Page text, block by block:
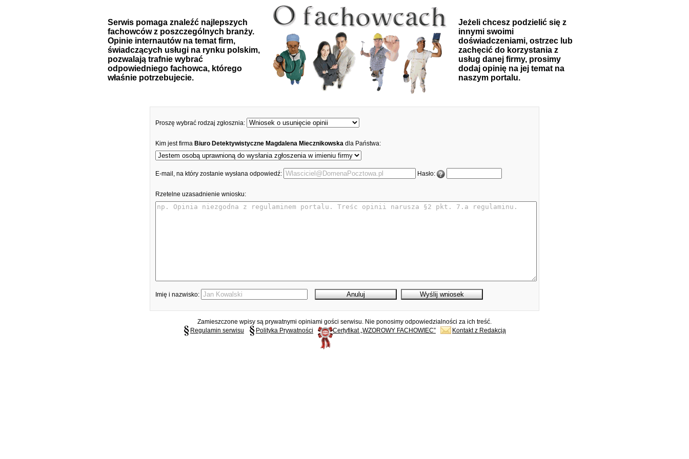
Serwis pomaga znaleźć najlepszych
fachowców z poszczególnych branży.
Opinie internautów na temat firm,
świadczących usługi na rynku polskim,
pozwalają trafnie wybrać
odpowiedniego fachowca, którego
właśnie potrzebujecie.
Jeżeli chcesz podzielić się z
innymi swoimi
doświadczeniami, ostrzec lub
zachęcić do korzystania z
usług danej firmy, prosimy
dodaj opinię na jej temat na
naszym portalu.
Proszę wybrać rodzaj zgłosznia:
Kim jest firma Biuro Detektywistyczne Magdalena Miecznikowska dla Państwa:
E-mail, na który zostanie wysłana odpowiedź: Hasło:
Rzetelne uzasadnienie wniosku:
Imię i nazwisko:
Zamieszczone wpisy są prywatnymi opiniami gości serwisu. Nie ponosimy odpowiedzialności za ich treść.
Regulamin serwisu
Polityka Prywatności Certyfikat „WZOROWY FACHOWIEC” Kontakt z Redakcją